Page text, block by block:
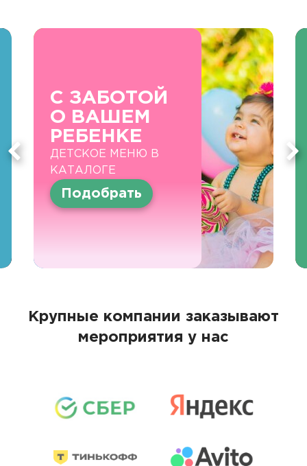
С ЗАБОТОЙ
О ВАШЕМ
РЕБЕНКЕ
ДЕТСКОЕ МЕНЮ В
КАТАЛОГЕ
Подобрать
Крупные компании заказывают
мероприятия у нас